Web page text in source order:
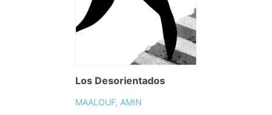
Los Desorientados
MAALOUF, AMIN